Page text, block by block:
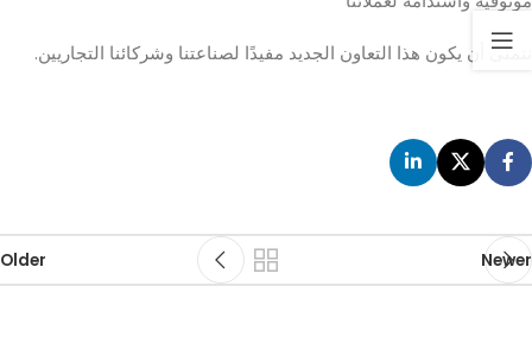
نتمنى أن يكون هذا التعاون الجديد مفيدًا لصناعتنا وشركائنا التجاريين.
Newer
Older